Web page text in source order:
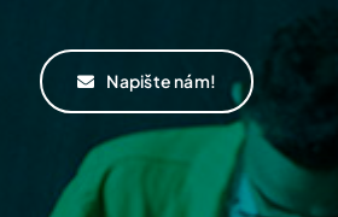
Napište nám!